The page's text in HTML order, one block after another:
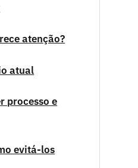
atenção?
atual
processo e
evitá-los